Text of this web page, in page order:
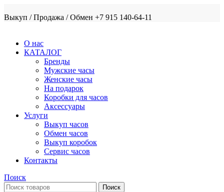
Выкуп / Продажа / Обмен +7 915 140-64-11
О нас
КАТАЛОГ
Бренды
Мужские часы
Женские часы
На подарок
Коробки для часов
Аксессуары
Услуги
Выкуп часов
Обмен часов
Выкуп коробок
Сервис часов
Контакты
Поиск
Поиск